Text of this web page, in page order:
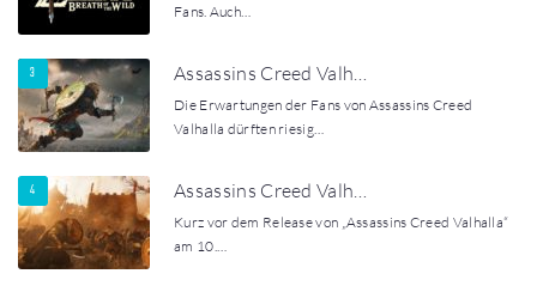
Fans. Auch…
Assassins Creed Valh…
Die Erwartungen der Fans von Assassins Creed
Valhalla dürften riesig…
Assassins Creed Valh…
Kurz vor dem Release von „Assassins Creed Valhalla“
am 10.…